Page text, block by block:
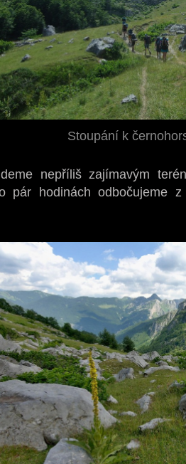
Stoupání k
nepříliš zajímavým
pár hodinách odbočujeme